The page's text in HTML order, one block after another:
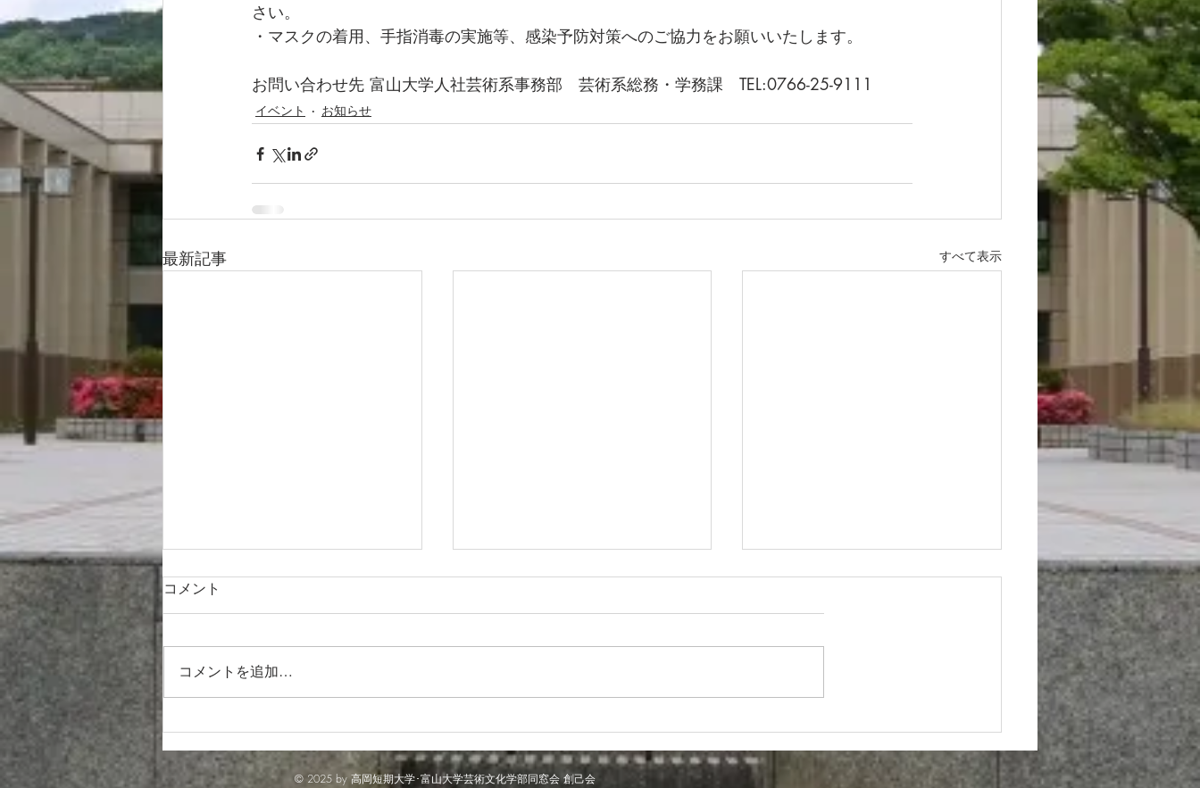
さい。
・マスクの着用、手指消毒の実施等、感染予防対策へのご協力をお願いいたします。
お問い合わせ先 富山大学人社芸術系事務部　芸術系総務・学務課　TEL:0766-25-9111
イベント お知らせ
最新記事 すべて表示
『総会および懇親会』のお知
らせ (2026/7/11開催)
『同窓会』のお知らせ
(2026/2/28開催)
富山大学メールマガジン『と
みだいメルマガ』のご案内
コメント
コメントを追加…
© 2025 by 高岡短期大学･富山大学芸術文化学部同窓会 創己会